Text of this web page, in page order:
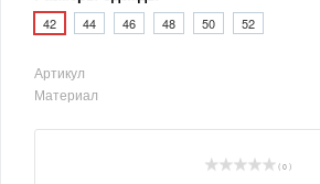
42 44 46 48 50 52
Артикул
Материал
( 0 )